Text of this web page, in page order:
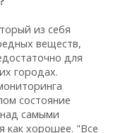
из себя
веществ,
для
городах.
состояние
самыми
как хорошее. "Все